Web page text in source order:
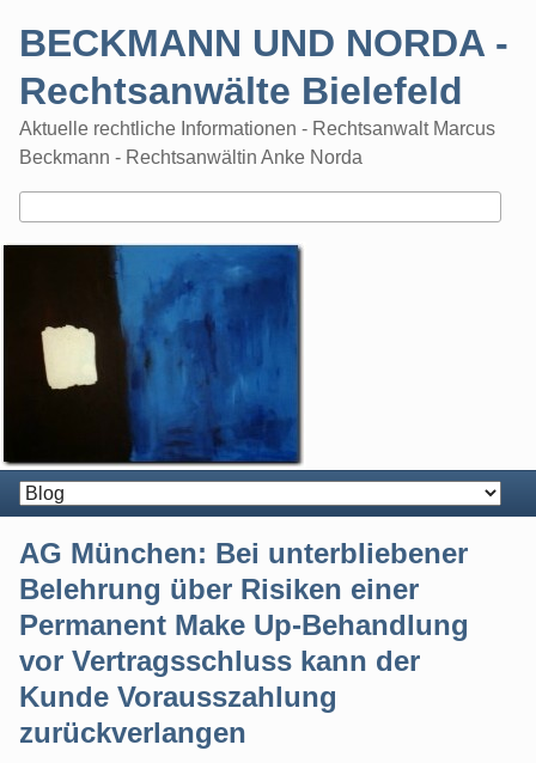
BECKMANN UND NORDA -
Rechtsanwälte Bielefeld
Aktuelle rechtliche Informationen - Rechtsanwalt Marcus
Beckmann - Rechtsanwältin Anke Norda
AG München: Bei unterbliebener
Belehrung über Risiken einer
Permanent Make Up-Behandlung
vor Vertragsschluss kann der
Kunde Vorausszahlung
zurückverlangen